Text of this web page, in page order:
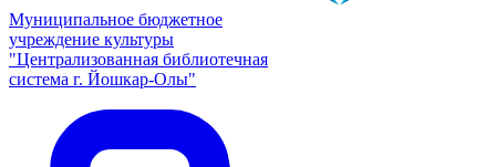
Муниципальное бюджетное
учреждение культуры
"Централизованная библиотечная
система г. Йошкар-Олы"